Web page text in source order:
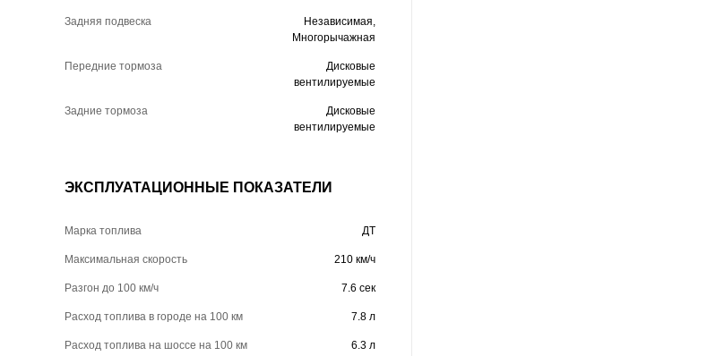
Задняя подвеска
Независимая,
Многорычажная
Передние тормоза
Дисковые
вентилируемые
Задние тормоза
Дисковые
вентилируемые
ЭКСПЛУАТАЦИОННЫЕ ПОКАЗАТЕЛИ
Марка топлива ДТ
Максимальная скорость 210 км/ч
Разгон до 100 км/ч 7.6 сек
Расход топлива в городе на 100 км 7.8 л
Расход топлива на шоссе на 100 км 6.3 л